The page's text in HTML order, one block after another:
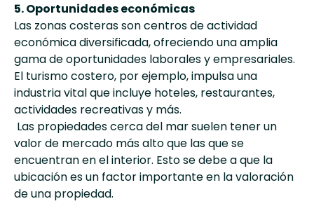
5. Oportunidades económicas
Las zonas costeras son centros de actividad
económica diversificada, ofreciendo una amplia
gama de oportunidades laborales y empresariales.
El turismo costero, por ejemplo, impulsa una
industria vital que incluye hoteles, restaurantes,
actividades recreativas y más.
Las propiedades cerca del mar suelen tener un
valor de mercado más alto que las que se
encuentran en el interior. Esto se debe a que la
ubicación es un factor importante en la valoración
de una propiedad.